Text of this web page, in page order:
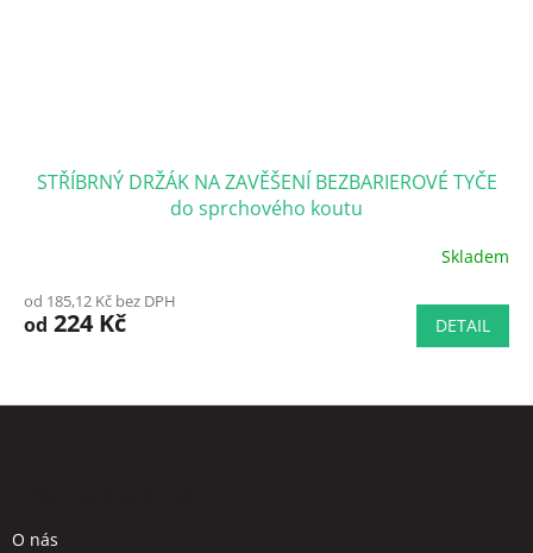
STŘÍBRNÝ DRŽÁK NA ZAVĚŠENÍ BEZBARIEROVÉ TYČE
do sprchového koutu
produktu
je
Skladem
od 185,12 Kč bez DPH
od 224 Kč DETAIL
Z
O nás